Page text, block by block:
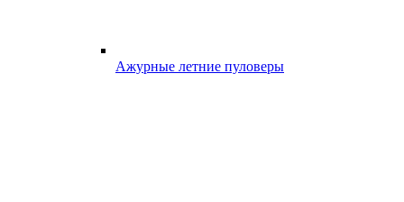
Ажурные летние пуловеры